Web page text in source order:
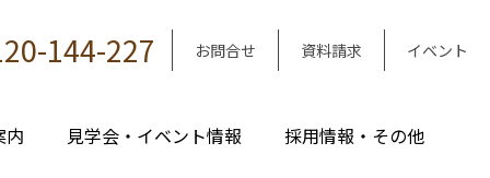
144-227 お問合せ 資料請求 イベント
内 見学会・イベント情報 採用情報・その他